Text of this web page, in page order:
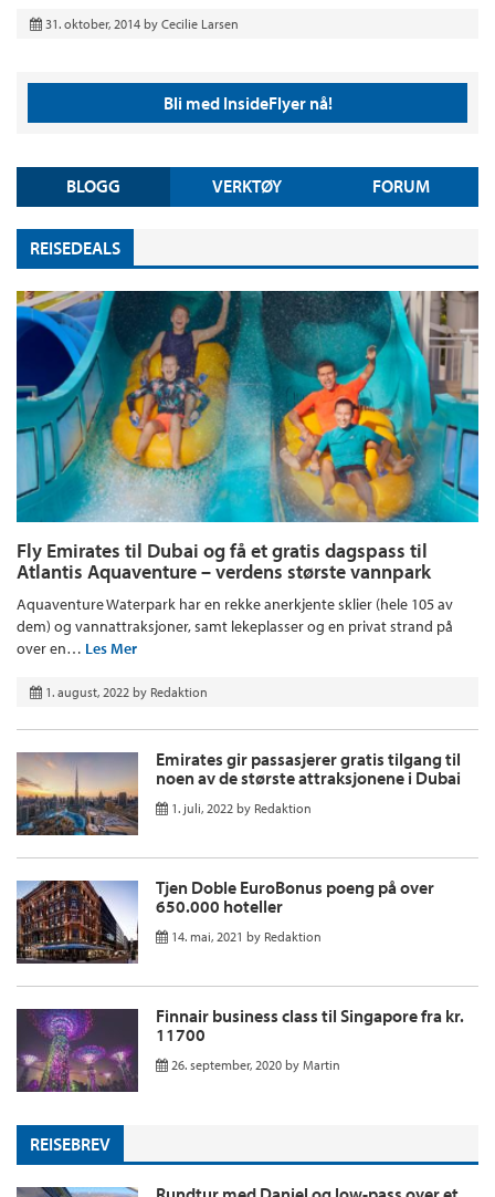
31. oktober, 2014 by Cecilie Larsen
Bli med InsideFlyer nå!
BLOGG VERKTØY FORUM
REISEDEALS
Fly Emirates til Dubai og få et gratis dagspass til
Atlantis Aquaventure – verdens største vannpark
Aquaventure Waterpark har en rekke anerkjente sklier (hele 105 av
dem) og vannattraksjoner, samt lekeplasser og en privat strand på
over en… Les Mer
1. august, 2022 by Redaktion
Emirates gir passasjerer gratis tilgang til
noen av de største attraksjonene i Dubai
1. juli, 2022 by Redaktion
Tjen Doble EuroBonus poeng på over
650.000 hoteller
14. mai, 2021 by Redaktion
Finnair business class til Singapore fra kr.
11700
26. september, 2020 by Martin
REISEBREV